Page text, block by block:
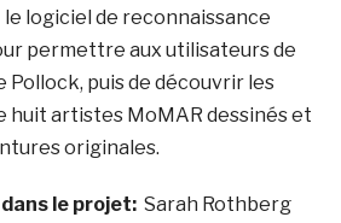
logiciel de reconnaissance
permettre aux utilisateurs de
Pollock, puis de découvrir les
huit artistes MoMAR dessinés et
originales.
le projet:Sarah Rothberg